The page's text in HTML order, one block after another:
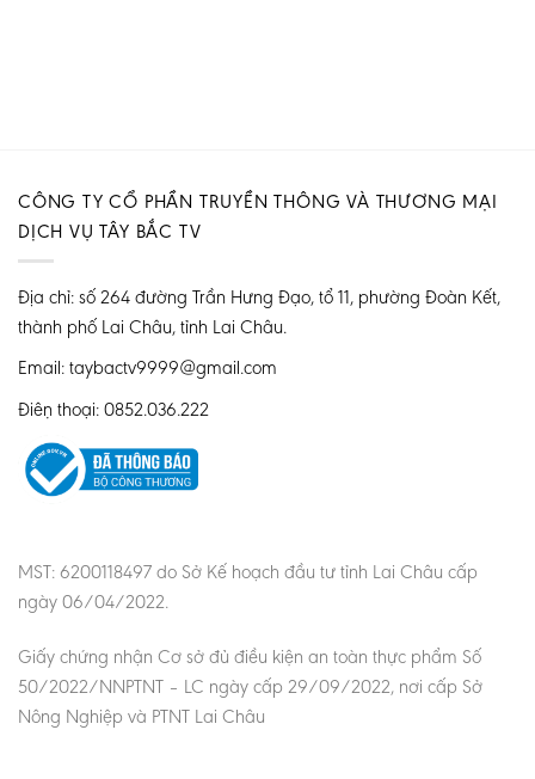
CÔNG TY CỔ PHẦN TRUYỀN THÔNG VÀ THƯƠNG MẠI
DỊCH VỤ TÂY BẮC TV
Địa chỉ: số 264 đường Trần Hưng Đạo, tổ 11, phường Đoàn Kết,
thành phố Lai Châu, tỉnh Lai Châu.
Email: taybactv9999@gmail.com
Điện thoại: 0852.036.222
MST: 6200118497 do Sở Kế hoạch đầu tư tỉnh Lai Châu cấp
ngày 06/04/2022.
Giấy chứng nhận Cơ sở đủ điều kiện an toàn thực phẩm Số
50/2022/NNPTNT – LC ngày cấp 29/09/2022, nơi cấp Sở
Nông Nghiệp và PTNT Lai Châu